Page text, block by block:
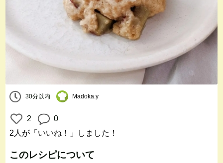
30分以内 Madoka.y
2
0
2人 が「いいね！」しました！
このレシピについて